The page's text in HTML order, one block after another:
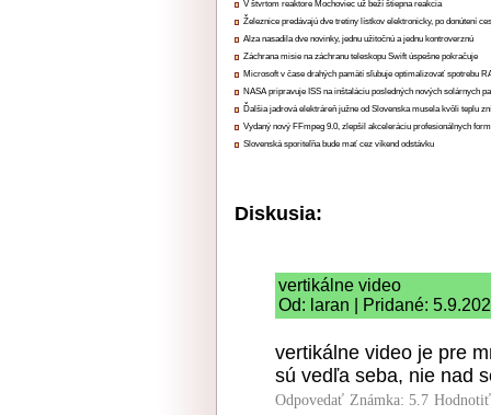
V štvrtom reaktore Mochoviec už beží štiepna reakcia
Železnice predávajú dve tretiny lístkov elektronicky, po donútení
Alza nasadila dve novinky, jednu užitočnú a jednu kontroverznú
Záchrana misie na záchranu teleskopu Swift úspešne pokračuje
Microsoft v čase drahých pamätí sľubuje optimalizovať spotrebu
NASA pripravuje ISS na inštaláciu posledných nových solárnych
Ďalšia jadrová elektráreň južne od Slovenska musela kvôli teplu
Vydaný nový FFmpeg 9.0, zlepšil akceleráciu profesionálnych
Slovenská sporiteľňa bude mať cez víkend odstávku
Diskusia:
vertikálne video
Od: laran | Pridané:
vertikálne video je pre
sú vedľa seba, nie nad
Odpovedať Známka: 5.7